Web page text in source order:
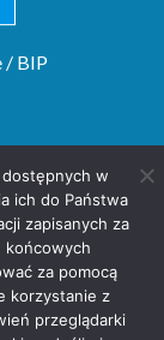
/ BIP
rights reserved.
w
ich do Państwa
zapisanych za
końcowych
za pomocą
korzystanie z
przeglądarki